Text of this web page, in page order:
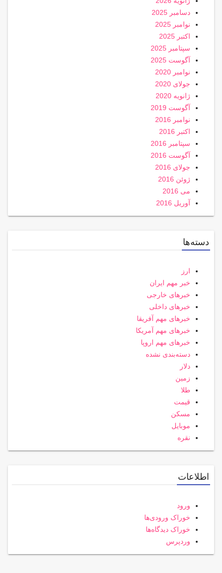
دسامبر 2025
نوامبر 2025
اکتبر 2025
سپتامبر 2025
آگوست 2025
نوامبر 2020
جولای 2020
ژانویه 2020
آگوست 2019
نوامبر 2016
اکتبر 2016
سپتامبر 2016
آگوست 2016
جولای 2016
ژوئن 2016
می 2016
آوریل 2016
دسته‌ها
ارز
خبر مهم ایران
خبرهای خارجی
خبرهای داخلی
خبرهای مهم آفریقا
خبرهای مهم آمریکا
خبرهای مهم اروپا
دسته‌بندی نشده
دلار
زمین
طلا
قیمت
مسکن
موبایل
نقره
اطلاعات
ورود
خوراک ورودی‌ها
خوراک دیدگاه‌ها
وردپرس